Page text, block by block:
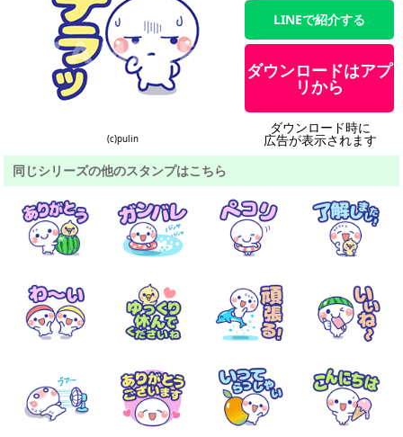
(c)pulin
LINEで紹介する
ダウンロードはアプ
リから
ダウンロード時に
広告が表示されます
同じシリーズの他のスタンプはこちら